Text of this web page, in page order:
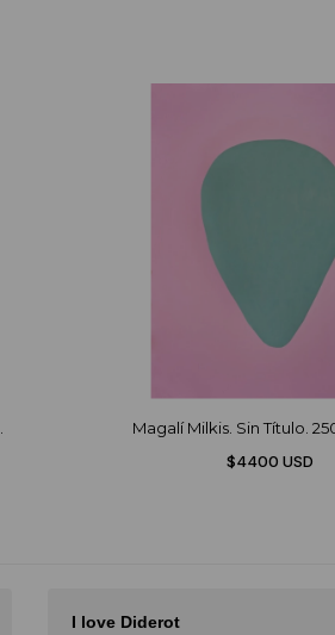
Magalí Milkis. Sin Título.
$4400 USD
I love Diderot